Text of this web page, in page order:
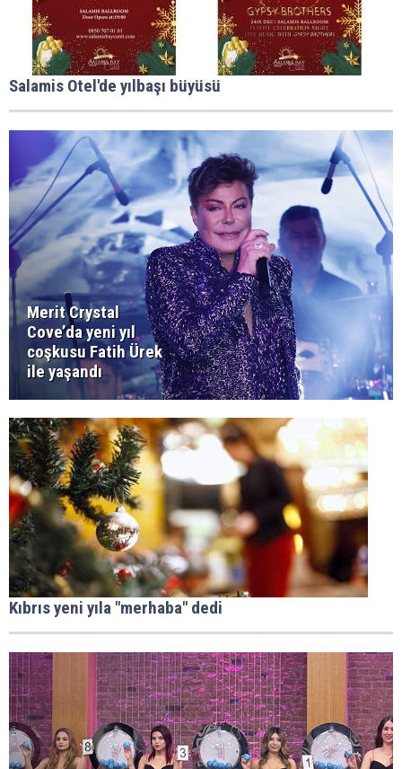
Salamis Otel'de yılbaşı büyüsü
Merit Crystal
Cove’da yeni yıl
coşkusu Fatih Ürek
ile yaşandı
Kıbrıs yeni yıla "merhaba" dedi